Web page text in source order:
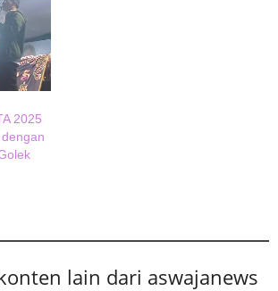
2025
lain dari aswajanews